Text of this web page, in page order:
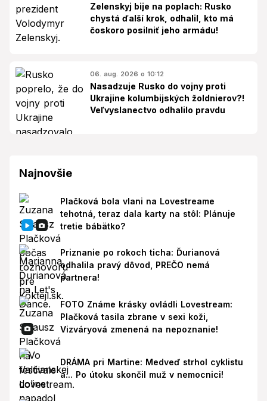
Zelenskyj bije na poplach: Rusko
chystá ďalší krok, odhalil, kto má
čoskoro posilniť jeho armádu!
06. aug. 2026 o 10:12
Nasadzuje Rusko do vojny proti
Ukrajine kolumbijských žoldnierov?!
Veľvyslanectvo odhalilo pravdu
Najnovšie
Plačková bola vlani na Lovestreame
tehotná, teraz dala karty na stôl: Plánuje
tretie bábätko?
Priznanie po rokoch ticha: Ďurianová
odhalila pravý dôvod, PREČO nemá
partnera!
FOTO Známe krásky ovládli Lovestream:
Plačková tasila zbrane v sexi koži,
Vizváryová zmenená na nepoznanie!
DRÁMA pri Martine: Medveď strhol cyklistu
a... Po útoku skončil muž v nemocnici!